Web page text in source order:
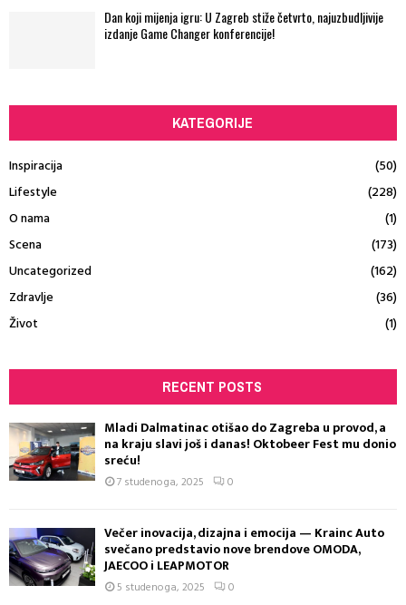
Dan koji mijenja igru: U Zagreb stiže četvrto, najuzbudljivije
izdanje Game Changer konferencije!
KATEGORIJE
Inspiracija
(50)
Lifestyle
(228)
O nama
(1)
Scena
(173)
Uncategorized
(162)
Zdravlje
(36)
Život
(1)
RECENT POSTS
Mladi Dalmatinac otišao do Zagreba u provod, a
na kraju slavi još i danas! Oktobeer Fest mu donio
sreću!
7 studenoga, 2025 0
Večer inovacija, dizajna i emocija — Krainc Auto
svečano predstavio nove brendove OMODA,
JAECOO i LEAPMOTOR
5 studenoga, 2025 0